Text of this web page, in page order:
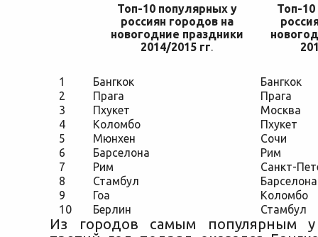
Топ-10 популярных у
россиян городов на
новогодние праздники
2014/2015 гг
Топ-
1 Бангкок
Бангкок
2
Прага
Прага
3
Пхукет
Москва
4
Коломбо
Пхукет
5
Мюнхен
Сочи
6
Барселона
Рим
7
Рим
Санкт-
8
Стамбул
Барселона
9
Гоа
Коломбо
10
Берлин Стамбул
Из городов самым популярным